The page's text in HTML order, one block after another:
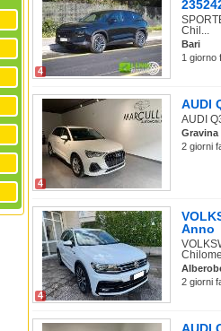
4
Chil...
Bari
1 giorno
4
AUDI
AUDI
Gravina
2 giorni
4
Anno
2 giorni